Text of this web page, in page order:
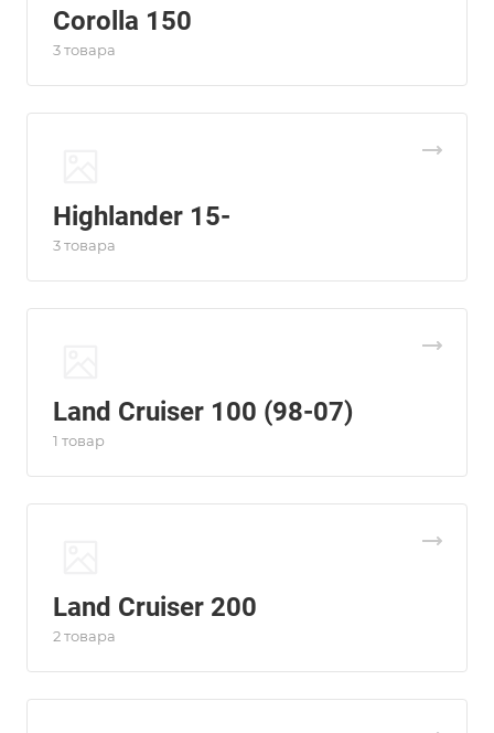
Corolla 150
3 товара
Highlander 15-
3 товара
Land Cruiser 100 (98-07)
1 товар
Land Cruiser 200
2 товара